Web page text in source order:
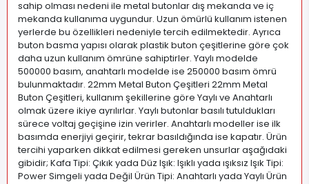
sahip olması nedeni ile metal butonlar dış mekanda ve iç
mekanda kullanıma uygundur. Uzun ömürlü kullanım istenen
yerlerde bu özellikleri nedeniyle tercih edilmektedir. Ayrıca
buton basma yapısı olarak plastik buton çeşitlerine göre çok
daha uzun kullanım ömrüne sahiptirler. Yaylı modelde
500000 basım, anahtarlı modelde ise 250000 basım ömrü
bulunmaktadır. 22mm Metal Buton Çeşitleri 22mm Metal
Buton Çeşitleri, kullanım şekillerine göre Yaylı ve Anahtarlı
olmak üzere ikiye ayrılırlar. Yaylı butonlar basılı tutuldukları
sürece voltaj geçişine izin verirler. Anahtarlı modeller ise ilk
basımda enerjiyi geçirir, tekrar basıldığında ise kapatır. Ürün
tercihi yaparken dikkat edilmesi gereken unsurlar aşağıdaki
gibidir; Kafa Tipi: Çıkık yada Düz Işık: Işıklı yada ışıksız Işık Tipi:
Power Simgeli yada Değil Ürün Tipi: Anahtarlı yada Yaylı Ürün